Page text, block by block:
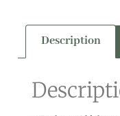
Description